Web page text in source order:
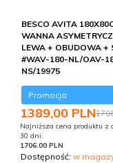
BESCO AVITA
WANNA
LEWA + OBUDOWA +
#WAV-180-NL/OAV-
NS/19975
Promocja
1389,00 PLN
Najniższa cena produktu z
30 dni:
1706.00 PLN
Dostępność: w